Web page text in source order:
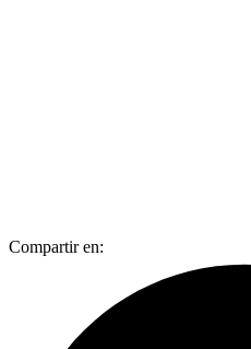
Compartir en: